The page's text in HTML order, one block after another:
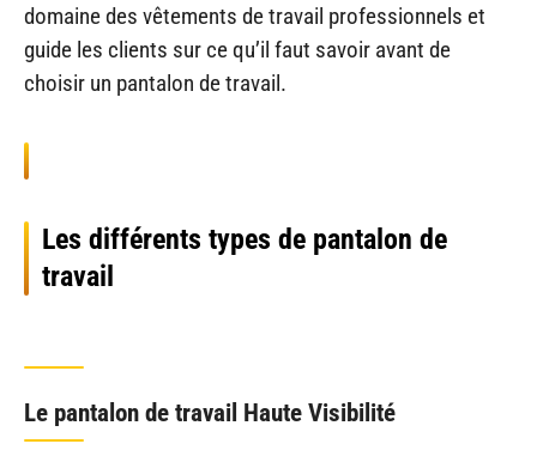
domaine des vêtements de travail professionnels et
guide les clients sur ce qu’il faut savoir avant de
choisir un pantalon de travail.
Les différents types de pantalon de
travail
Le pantalon de travail Haute Visibilité